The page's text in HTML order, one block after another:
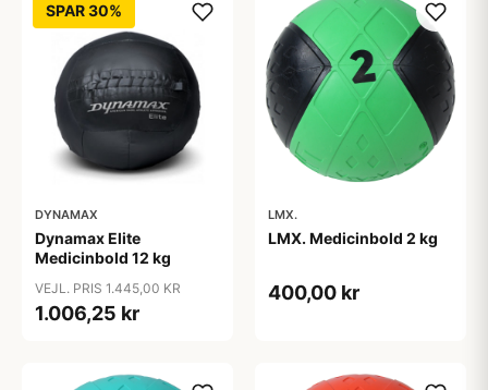
SPAR 30%
DYNAMAX
Dynamax Elite
Medicinbold 12 kg
VEJL. PRIS 1.445,00 KR
1.006,25 kr
LMX.
LMX. Medicinbold 2 kg
400,00 kr